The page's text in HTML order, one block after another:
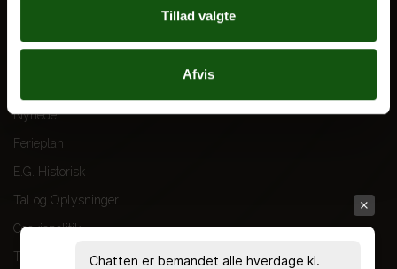
Tillad valgte
Afvis
OM E.G.
Nyheder
Ferieplan
E.G. Historisk
Tal og Oplysninger
Cookiepolitik
TilgængelighedserklæringChatten er bemandet alle hverdage kl.